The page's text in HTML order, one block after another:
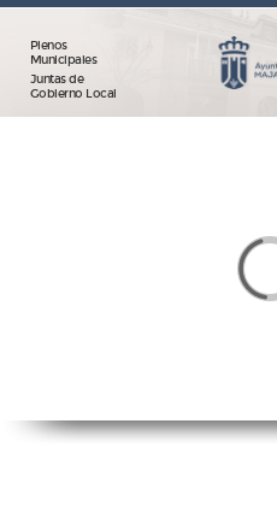
Plenos
Municipales
Juntas de
Gobierno Local